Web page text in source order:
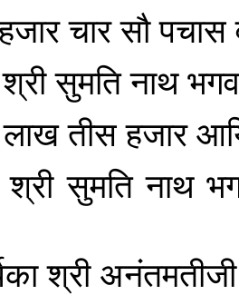
चार सौ पचास
श्री सुमति नाथ
तीस हजार
श्री सुमति नाथ
श्री